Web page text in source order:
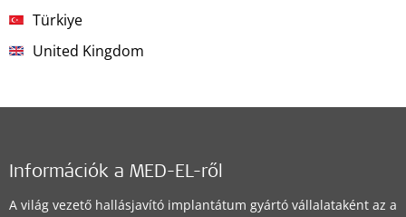
Türkiye
United Kingdom
Információk a MED-EL-ről
A világ vezető hallásjavító implantátum gyártó vállalataként az a